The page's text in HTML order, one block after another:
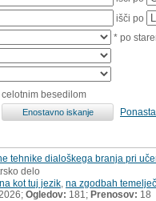
išči po
* po
besedilom
tehnike dialoškega branja pri
delo
kot tuj jezik na zgodbah
Ogledov: 181; Prenosov: 18